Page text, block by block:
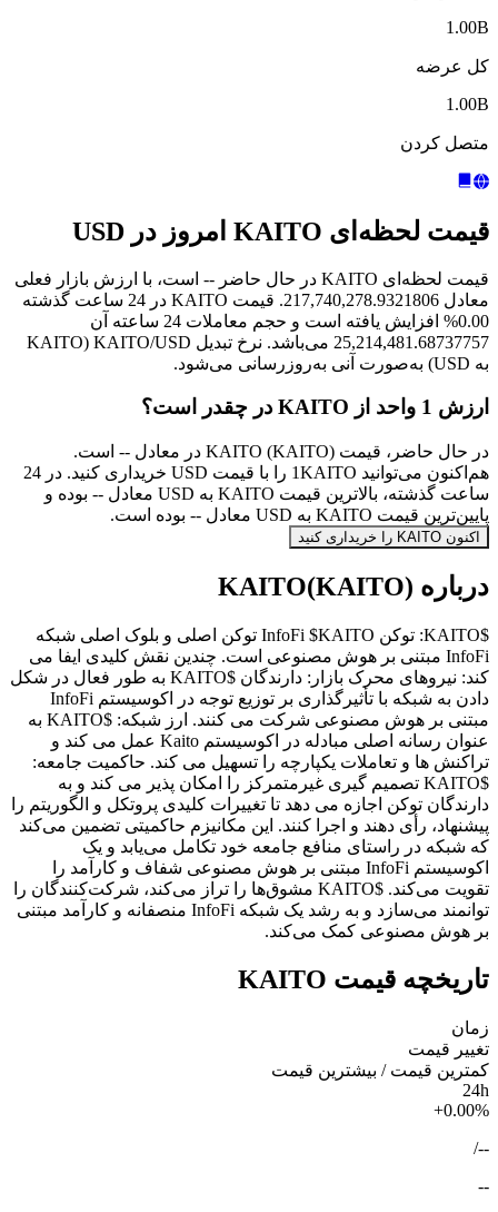
1.00B
کل عرضه
1.00B
متصل کردن
قیمت لحظه‌ای KAITO امروز در USD
قیمت لحظه‌ای KAITO در حال حاضر -- است، با ارزش بازار فعلی
معادل 217,740,278.9321806. قیمت KAITO در 24 ساعت گذشته
0.00% افزایش یافته است و حجم معاملات 24 ساعته آن
25,214,481.68737757 می‌باشد. نرخ تبدیل KAITO/USD (KAITO
به USD) به‌صورت آنی به‌روزرسانی می‌شود.
ارزش 1 واحد از KAITO در چقدر است؟
در حال حاضر، قیمت KAITO (KAITO) در معادل -- است.
هم‌اکنون می‌توانید 1KAITO را با قیمت USD خریداری کنید. در 24
ساعت گذشته، بالاترین قیمت KAITO به USD معادل -- بوده و
پایین‌ترین قیمت KAITO به USD معادل -- بوده است.
اکنون KAITO را خریداری کنید
درباره KAITO(KAITO)
$KAITO: توکن InfoFi $KAITO توکن اصلی و بلوک اصلی شبکه
InfoFi مبتنی بر هوش مصنوعی است. چندین نقش کلیدی ایفا می
کند: نیروهای محرک بازار: دارندگان $KAITO به طور فعال در شکل
دادن به شبکه با تأثیرگذاری بر توزیع توجه در اکوسیستم InfoFi
مبتنی بر هوش مصنوعی شرکت می کنند. ارز شبکه: $KAITO به
عنوان رسانه اصلی مبادله در اکوسیستم Kaito عمل می کند و
تراکنش ها و تعاملات یکپارچه را تسهیل می کند. حاکمیت جامعه:
$KAITO تصمیم گیری غیرمتمرکز را امکان پذیر می کند و به
دارندگان توکن اجازه می دهد تا تغییرات کلیدی پروتکل و الگوریتم را
پیشنهاد، رأی دهند و اجرا کنند. این مکانیزم حاکمیتی تضمین می‌کند
که شبکه در راستای منافع جامعه خود تکامل می‌یابد و یک
اکوسیستم InfoFi مبتنی بر هوش مصنوعی شفاف و کارآمد را
تقویت می‌کند. $KAITO مشوق‌ها را تراز می‌کند، شرکت‌کنندگان را
توانمند می‌سازد و به رشد یک شبکه InfoFi منصفانه و کارآمد مبتنی
بر هوش مصنوعی کمک می‌کند.
تاریخچه قیمت KAITO
زمان
تغییر قیمت
کمترین قیمت / بیشترین قیمت
24h
+0.00%
--
/
--